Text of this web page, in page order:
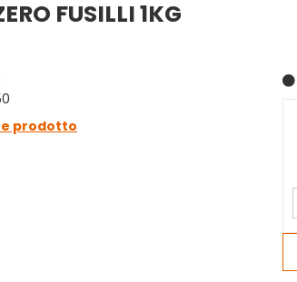
FUSILLI 1KG
prodotto